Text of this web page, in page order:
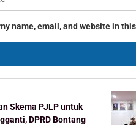
name, email, and website in
Skema PJLP untuk
DPRD Bontang